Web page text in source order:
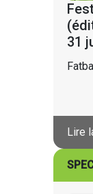
31
Lire